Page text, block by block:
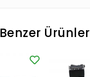
Benzer Ürünler